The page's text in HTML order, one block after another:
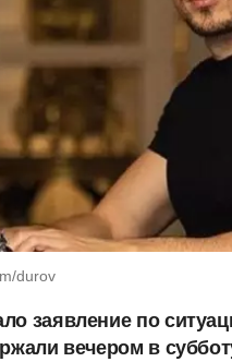
durov
заявление по
вечером в